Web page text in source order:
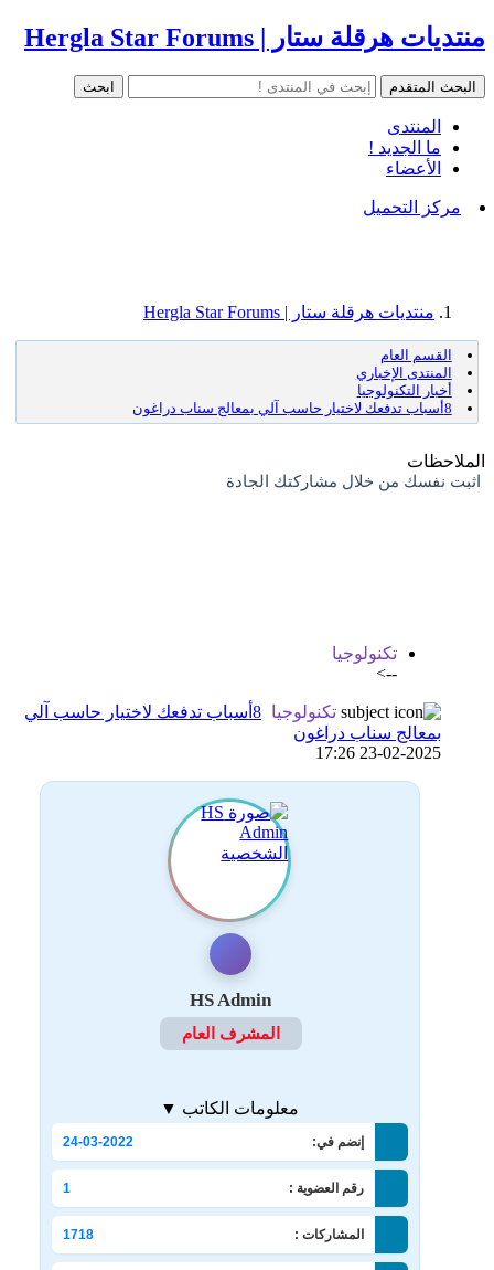
منتديات هرقلة ستار | Hergla Star Forums
المنتدى
ما الجديد !
الأعضاء
مركز التحميل
منتديات هرقلة ستار | Hergla Star Forums
القسم العام
المنتدى الإخباري
أخبار التكنولوجيا
8أسباب تدفعك لاختيار حاسب آلي بمعالج سناب دراغون
الملاحظات
اثبت نفسك من خلال مشاركتك الجادة
تكنولوجيا
-->
تكنولوجيا
8أسباب تدفعك لاختيار حاسب آلي
بمعالج سناب دراغون
23-02-2025 17:26
HS Admin
المشرف العام
معلومات الكاتب ▼
إنضم في: 24-03-2022
رقم العضوية : 1
المشاركات : 1718